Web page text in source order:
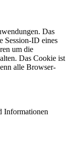
Das
Session-ID eines
um die
Das Cookie ist
alle Browser-
Informationen